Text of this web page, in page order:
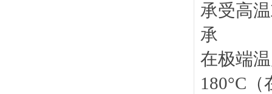
承受高
承
在极端
180°C